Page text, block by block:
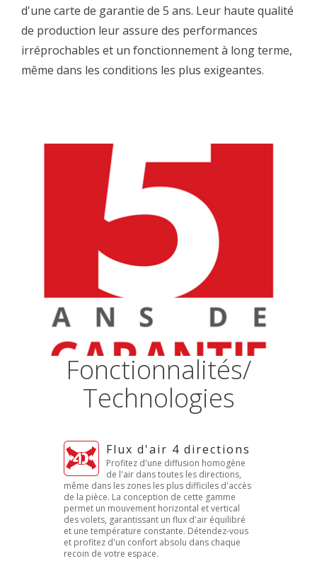
d'une carte de garantie de 5 ans. Leur haute qualité
de production leur assure des performances
irréprochables et un fonctionnement à long terme,
même dans les conditions les plus exigeantes.
Fonctionnalités/
Technologies
Flux d'air 4 directions
Profitez d'une diffusion homogène
de l'air dans toutes les directions,
même dans les zones les plus difficiles d'accès
de la pièce. La conception de cette gamme
permet un mouvement horizontal et vertical
des volets, garantissant un flux d'air équilibré
et une température constante. Détendez-vous
et profitez d'un confort absolu dans chaque
recoin de votre espace.